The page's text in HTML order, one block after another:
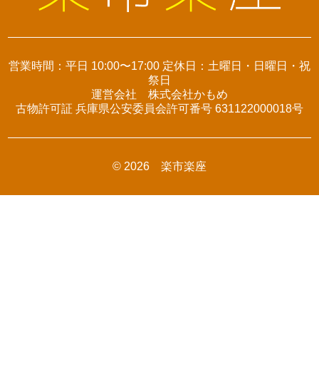
営業時間：平日 10:00〜17:00 定休日：土曜日・日曜日・祝
祭日
運営会社 株式会社かもめ
古物許可証 兵庫県公安委員会許可番号 631122000018号
© 2026 楽市楽座